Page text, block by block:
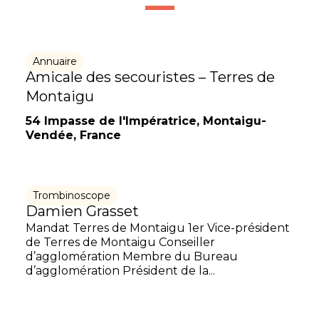
Annuaire
Amicale des secouristes – Terres de
Montaigu
54 Impasse de l'Impératrice, Montaigu-
Vendée, France
Trombinoscope
Damien Grasset
Mandat Terres de Montaigu 1er Vice-président
de Terres de Montaigu Conseiller
d’agglomération Membre du Bureau
d’agglomération Président de la...